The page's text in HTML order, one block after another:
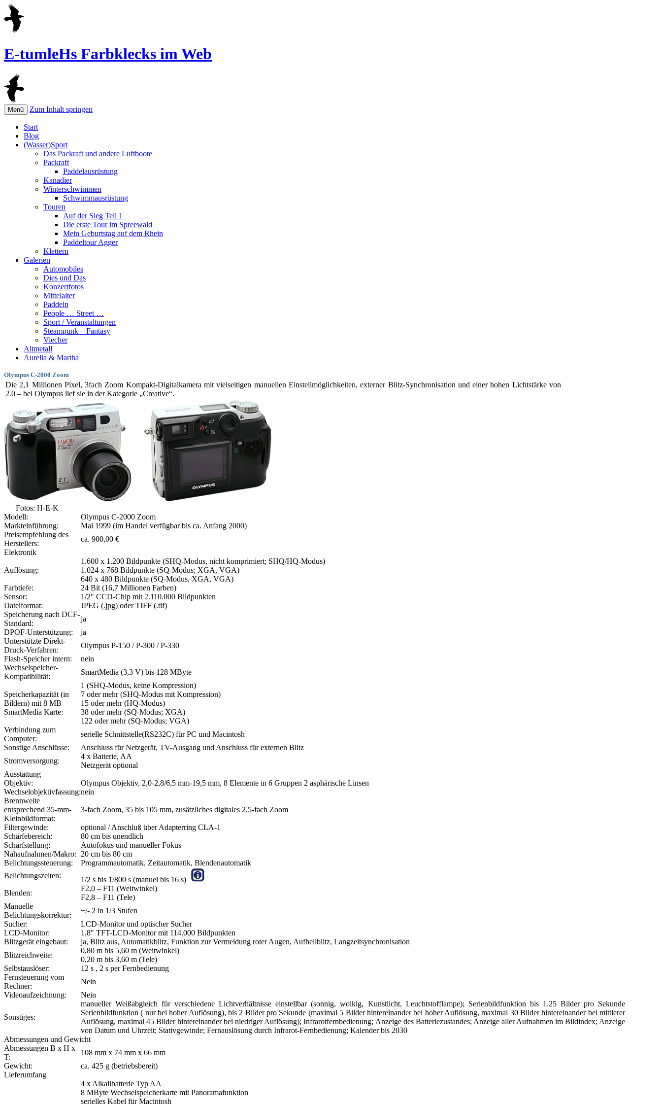
E-tumleHs Farbklecks im Web
Menü Zum Inhalt springen
Start
Blog
(Wasser)Sport
Das Packraft und andere Luftboote
Packraft
Paddelausrüstung
Kanadier
Winterschwimmen
Schwimmausrüstung
Touren
Auf der Sieg Teil 1
Die erste Tour im Spreewald
Mein Geburtstag auf dem Rhein
Paddeltour Agger
Klettern
Galerien
Automobiles
Dies und Das
Konzertfotos
Mittelalter
Paddeln
People … Street …
Sport / Veranstaltungen
Steampunk – Fantasy
Viecher
Altmetall
Aurelia & Martha
Olympus C-2000 Zoom
Die 2,1 Millionen Pixel, 3fach Zoom Kompakt-Digitalkamera mit vielseitigen manuellen Einstellmöglichkeiten, externer Blitz-Synchronisation und einer hohen Lichtstärke von
2.0 – bei Olympus lief sie in der Kategorie „Creative“.
Fotos: H-E-K
Modell:
Olympus C-2000 Zoom
Markteinführung:
Mai 1999 (im Handel verfügbar bis ca. Anfang 2000)
Preisempfehlung des
Herstellers:
ca. 900,00 €
Elektronik
Auflösung:
1.600 x 1.200 Bildpunkte (SHQ-Modus, nicht komprimiert; SHQ/HQ-Modus)
1.024 x 768 Bildpunkte (SQ-Modus; XGA, VGA)
640 x 480 Bildpunkte (SQ-Modus, XGA, VGA)
Farbtiefe:
24 Bit (16,7 Millionen Farben)
Sensor:
1/2″ CCD-Chip mit 2.110.000 Bildpunkten
Dateiformat:
JPEG (.jpg) oder TIFF (.tif)
Speicherung nach DCF-
Standard:
ja
DPOF-Unterstützung:
ja
Unterstützte Direkt-
Druck-Verfahren:
Olympus P-150 / P-300 / P-330
Flash-Speicher intern:
nein
Wechselspeicher-
Kompatibilität:
SmartMedia (3,3 V) bis 128 MByte
Speicherkapazität (in
Bildern) mit 8 MB
SmartMedia Karte:
1 (SHQ-Modus, keine Kompression)
7 oder mehr (SHQ-Modus mit Kompression)
15 oder mehr (HQ-Modus)
38 oder mehr (SQ-Modus; XGA)
122 oder mehr (SQ-Modus; VGA)
Verbindung zum
Computer:
serielle Schnittstelle(RS232C) für PC und Macintosh
Sonstige Anschlüsse:
Anschluss für Netzgerät, TV-Ausgang und Anschluss für externen Blitz
Stromversorgung:
4 x Batterie, AA
Netzgerät optional
Ausstattung
Objektiv:
Olympus Objektiv, 2,0-2,8/6,5 mm-19,5 mm, 8 Elemente in 6 Gruppen 2 asphärische Linsen
Wechselobjektivfassung:nein
Brennweite
entsprechend 35-mm-
Kleinbildformat:
3-fach Zoom, 35 bis 105 mm, zusätzliches digitales 2,5-fach Zoom
Filtergewinde:
optional / Anschluß über Adapterring CLA-1
Schärfebereich:
80 cm bis unendlich
Scharfstellung:
Autofokus und manueller Fokus
Nahaufnahmen/Makro:
20 cm bis 80 cm
Belichtungssteuerung:
Programmautomatik, Zeitautomatik, Blendenautomatik
Belichtungszeiten:
1/2 s bis 1/800 s (manuel bis 16 s)
Blenden:
F2,0 – F11 (Weitwinkel)
F2,8 – F11 (Tele)
Manuelle
Belichtungskorrektur:
+/- 2 in 1/3 Stufen
Sucher:
LCD-Monitor und optischer Sucher
LCD-Monitor:
1,8″ TFT-LCD-Monitor mit 114.000 Bildpunkten
Blitzgerät eingebaut:
ja, Blitz aus, Automatikblitz, Funktion zur Vermeidung roter Augen, Aufhellblitz, Langzeitsynchronisation
Blitzreichweite:
0,80 m bis 5,60 m (Weitwinkel)
0,20 m bis 3,60 m (Tele)
Selbstauslöser:
12 s , 2 s per Fernbedienung
Fernsteuerung vom
Rechner:
Nein
Videoaufzeichnung:
Nein
Sonstiges:
manueller Weißabgleich für verschiedene Lichtverhältnisse einstellbar (sonnig, wolkig, Kunstlicht, Leuchtstofflampe); Serienbildfunktion bis 1.25 Bilder pro Sekunde
Serienbildfunktion ( nur bei hoher Auflösung), bis 2 Bilder pro Sekunde (maximal 5 Bilder hintereinander bei hoher Auflösung, maximal 30 Bilder hintereinander bei mittlerer
Auflösung, maximal 45 Bilder hintereinander bei niedriger Auflösung); Infrarotfernbedienung; Anzeige des Batteriezustandes; Anzeige aller Aufnahmen im Bildindex; Anzeige
von Datum und Uhrzeit; Stativgewinde; Fernauslösung durch Infrarot-Fernbedienung; Kalender bis 2030
Abmessungen und Gewicht
Abmessungen B x H x
T:
108 mm x 74 mm x 66 mm
Gewicht:
ca. 425 g (betriebsbereit)
Lieferumfang
4 x Alkalibatterie Typ AA
8 MByte Wechselspeicherkarte mit Panoramafunktion
serielles Kabel für Macintosh